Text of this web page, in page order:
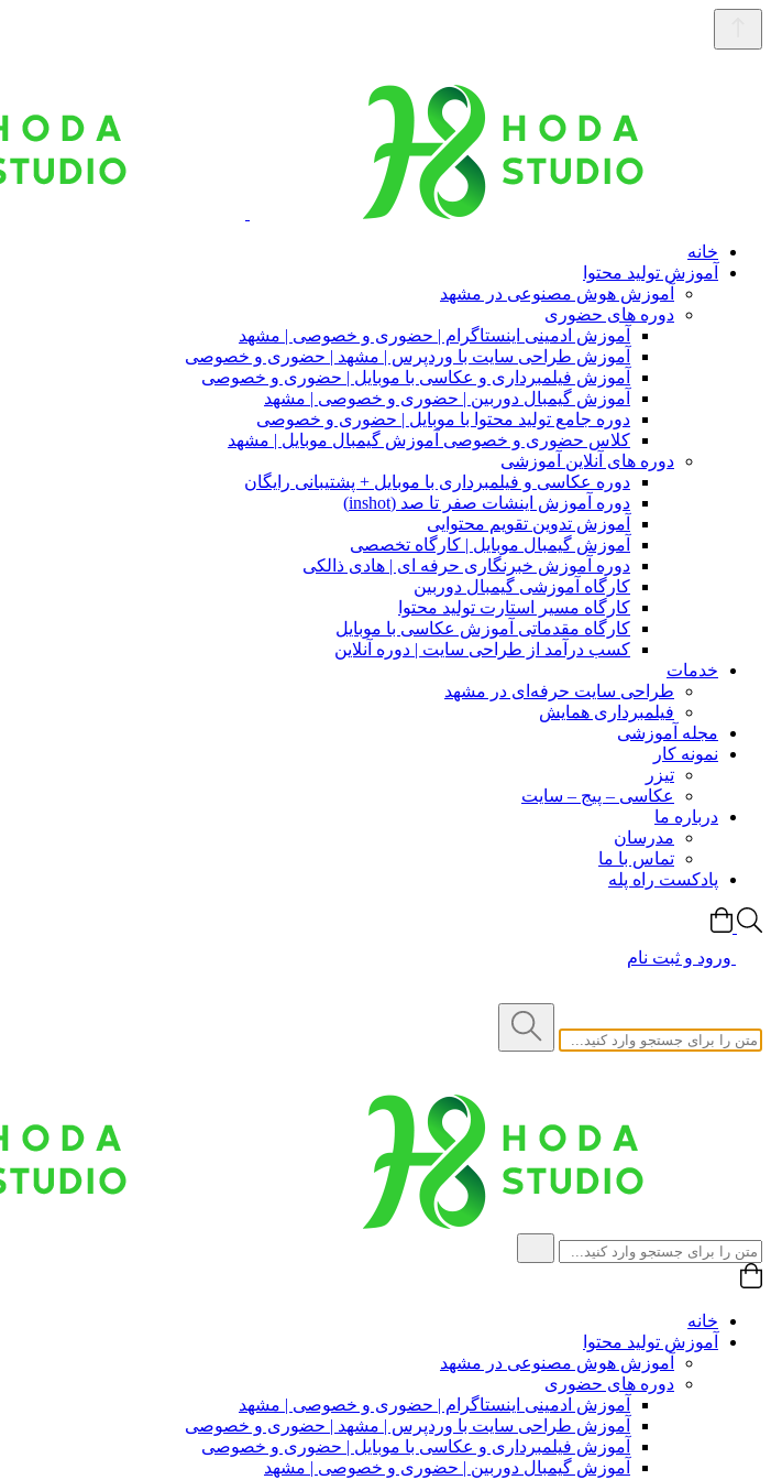
خانه
آموزش تولید محتوا
آموزش هوش مصنوعی در مشهد
دوره های حضوری
آموزش ادمینی اینستاگرام | حضوری و خصوصی | مشهد
آموزش طراحی سایت با وردپرس | مشهد | حضوری و خصوصی
آموزش فیلمبرداری و عکاسی با موبایل | حضوری و خصوصی
آموزش گیمبال دوربین | حضوری و خصوصی | مشهد
دوره جامع تولید محتوا با موبایل | حضوری و خصوصی
کلاس حضوری و خصوصی آموزش گیمبال موبایل | مشهد
دوره های آنلاین آموزشی
دوره عکاسی و فیلمبرداری با موبایل + پشتیبانی رایگان
دوره آموزش اینشات صفر تا صد (inshot)
آموزش تدوین تقویم محتوایی
آموزش گیمبال موبایل | کارگاه تخصصی
دوره آموزش خبرنگاری حرفه ای | هادی ذالکی
کارگاه آموزشی گیمبال دوربین
کارگاه مسیر استارت تولید محتوا
کارگاه مقدماتی آموزش عکاسی با موبایل
کسب درآمد از طراحی سایت | دوره آنلاین
خدمات
طراحی سایت حرفه‌ای در مشهد
فیلمبرداری همایش
مجله آموزشی
نمونه کار
تیزر
عکاسی – پیج – سایت
درباره ما
مدرسان
تماس با ما
پادکست راه پله
ورود و ثبت نام
خانه
آموزش تولید محتوا
آموزش هوش مصنوعی در مشهد
دوره های حضوری
آموزش ادمینی اینستاگرام | حضوری و خصوصی | مشهد
آموزش طراحی سایت با وردپرس | مشهد | حضوری و خصوصی
آموزش فیلمبرداری و عکاسی با موبایل | حضوری و خصوصی
آموزش گیمبال دوربین | حضوری و خصوصی | مشهد